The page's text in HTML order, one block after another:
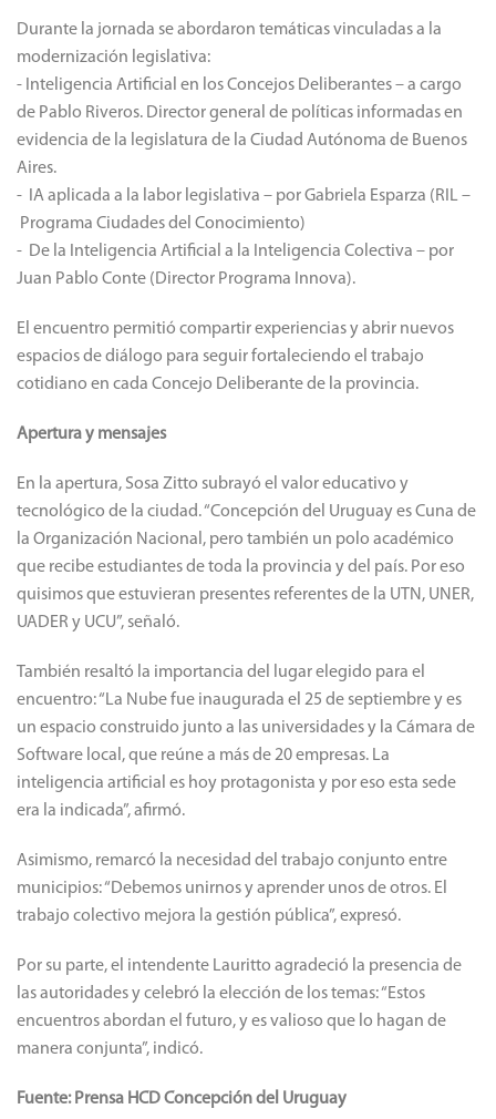
Durante la jornada se abordaron temáticas vinculadas a la
modernización legislativa:
- Inteligencia Artificial en los Concejos Deliberantes – a cargo
de Pablo Riveros. Director general de políticas informadas en
evidencia de la legislatura de la Ciudad Autónoma de Buenos
Aires.
- IA aplicada a la labor legislativa – por Gabriela Esparza (RIL –
Programa Ciudades del Conocimiento)
- De la Inteligencia Artificial a la Inteligencia Colectiva – por
Juan Pablo Conte (Director Programa Innova).
El encuentro permitió compartir experiencias y abrir nuevos
espacios de diálogo para seguir fortaleciendo el trabajo
cotidiano en cada Concejo Deliberante de la provincia.
Apertura y mensajes
En la apertura, Sosa Zitto subrayó el valor educativo y
tecnológico de la ciudad. “Concepción del Uruguay es Cuna de
la Organización Nacional, pero también un polo académico
que recibe estudiantes de toda la provincia y del país. Por eso
quisimos que estuvieran presentes referentes de la UTN, UNER,
UADER y UCU”, señaló.
También resaltó la importancia del lugar elegido para el
encuentro: “La Nube fue inaugurada el 25 de septiembre y es
un espacio construido junto a las universidades y la Cámara de
Software local, que reúne a más de 20 empresas. La
inteligencia artificial es hoy protagonista y por eso esta sede
era la indicada”, afirmó.
Asimismo, remarcó la necesidad del trabajo conjunto entre
municipios: “Debemos unirnos y aprender unos de otros. El
trabajo colectivo mejora la gestión pública”, expresó.
Por su parte, el intendente Lauritto agradeció la presencia de
las autoridades y celebró la elección de los temas: “Estos
encuentros abordan el futuro, y es valioso que lo hagan de
manera conjunta”, indicó.
Fuente: Prensa HCD Concepción del Uruguay